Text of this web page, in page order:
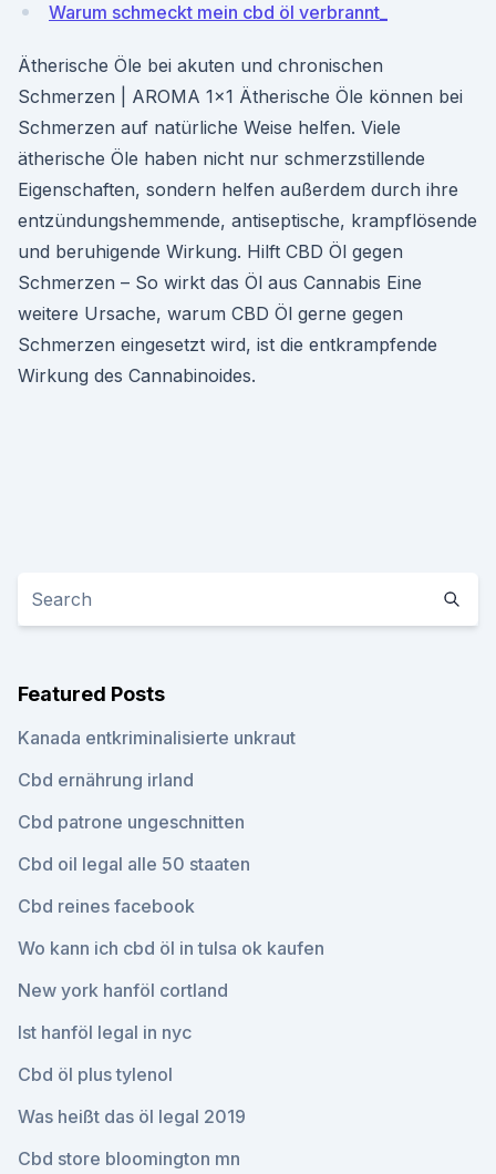
Warum schmeckt mein cbd öl verbrannt_
Ätherische Öle bei akuten und chronischen
Schmerzen | AROMA 1x1 Ätherische Öle können bei
Schmerzen auf natürliche Weise helfen. Viele
ätherische Öle haben nicht nur schmerzstillende
Eigenschaften, sondern helfen außerdem durch ihre
entzündungshemmende, antiseptische, krampflösende
und beruhigende Wirkung. Hilft CBD Öl gegen
Schmerzen – So wirkt das Öl aus Cannabis Eine
weitere Ursache, warum CBD Öl gerne gegen
Schmerzen eingesetzt wird, ist die entkrampfende
Wirkung des Cannabinoides.
Featured Posts
Kanada entkriminalisierte unkraut
Cbd ernährung irland
Cbd patrone ungeschnitten
Cbd oil legal alle 50 staaten
Cbd reines facebook
Wo kann ich cbd öl in tulsa ok kaufen
New york hanföl cortland
Ist hanföl legal in nyc
Cbd öl plus tylenol
Was heißt das öl legal 2019
Cbd store bloomington mn